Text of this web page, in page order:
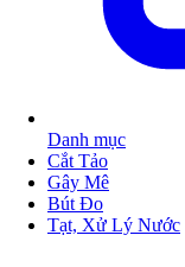
Danh mục
Cắt Tảo
Gây Mê
Bút Đo
Tạt, Xử Lý Nước